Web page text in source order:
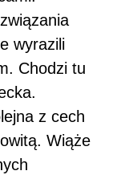
wyrazili
Chodzi tu
z cech
Wiąże